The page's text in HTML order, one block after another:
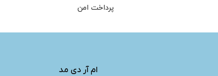
پرداخت امن
ام آر دی مد